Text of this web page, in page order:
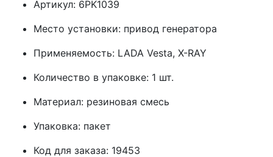
Артикул: 6PK1039
Место установки: привод генератора
Применяемость: LADA Vesta, Х-RAY
Количество в упаковке: 1 шт.
Материал: резиновая смесь
Упаковка: пакет
Код для заказа: 19453